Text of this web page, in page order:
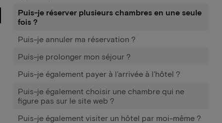
Puis-je réserver plusieurs chambres en une seule
fois ?
Puis-je annuler ma réservation ?
Puis-je prolonger mon séjour ?
Puis-je également payer à l'arrivée à l'hôtel ?
Puis-je également choisir une chambre qui ne
figure pas sur le site web ?
Puis-je également visiter un hôtel par moi-même ?